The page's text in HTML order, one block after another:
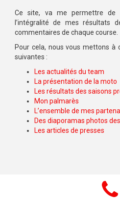
Ce site, va me permettre de
l’intégralité de mes résultats
commentaires de chaque course.
Pour cela, nous vous mettons à
suivantes :
Les actualités du team
La présentation de la moto
Les résultats des saisons
Mon palmarès
L’ensemble de mes
Des diaporamas photos
Les articles de presses